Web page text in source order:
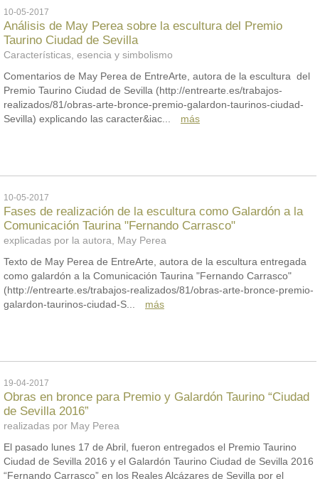
10-05-2017
Análisis de May Perea sobre la escultura del Premio
Taurino Ciudad de Sevilla
Características, esencia y simbolismo
Comentarios de May Perea de EntreArte, autora de la escultura del
Premio Taurino Ciudad de Sevilla (http://entrearte.es/trabajos-
realizados/81/obras-arte-bronce-premio-galardon-taurinos-ciudad-
Sevilla) explicando las caracter&iac...
más
10-05-2017
Fases de realización de la escultura como Galardón a la
Comunicación Taurina "Fernando Carrasco"
explicadas por la autora, May Perea
Texto de May Perea de EntreArte, autora de la escultura entregada
como galardón a la Comunicación Taurina "Fernando Carrasco"
(http://entrearte.es/trabajos-realizados/81/obras-arte-bronce-premio-
galardon-taurinos-ciudad-S...
más
19-04-2017
Obras en bronce para Premio y Galardón Taurino “Ciudad
de Sevilla 2016”
realizadas por May Perea
El pasado lunes 17 de Abril, fueron entregados el Premio Taurino
Ciudad de Sevilla 2016 y el Galardón Taurino Ciudad de Sevilla 2016
“Fernando Carrasco” en los Reales Alcázares de Sevilla por el